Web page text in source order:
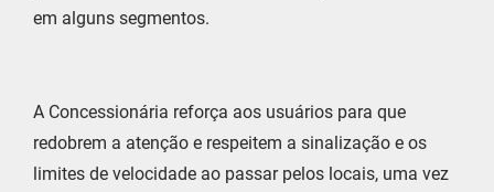
em alguns segmentos.
A Concessionária reforça aos usuários para que
redobrem a atenção e respeitem a sinalização e os
limites de velocidade ao passar pelos locais, uma vez